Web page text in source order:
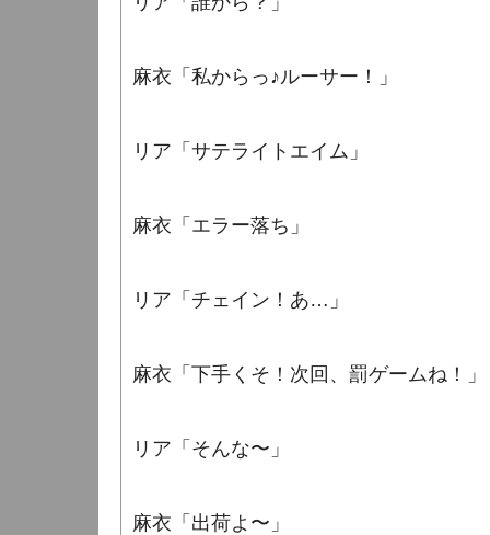
麻衣「私からっ♪ルーサー！」
リア「サテライトエイム」
麻衣「エラー落ち」
リア「チェイン！あ…」
麻衣「下手くそ！次回、罰ゲームね！」
リア「そんな〜」
麻衣「出荷よ〜」